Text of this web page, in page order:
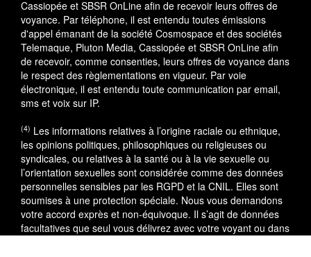
Cassiopée et SBSR OnLine afin de recevoir leurs offres de
voyance. Par téléphone, il est entendu toutes émissions
d'appel émanant de la société Cosmospace et des sociétés
Telemaque, Pluton Media, Cassiopée et SBSR OnLine afin
de recevoir, comme consenties, leurs offres de voyance dans
le respect des règlementations en vigueur. Par voie
électronique, il est entendu toute communication par email,
sms et voix sur IP.
(4) Les informations relatives à l’origine raciale ou ethnique,
les opinions politiques, philosophiques ou religieuses ou
syndicales, ou relatives à la santé ou à la vie sexuelle ou
l’orientation sexuelles sont considérée comme des données
personnelles sensibles par les RGPD et la CNIL. Elles sont
soumises à une protection spéciale. Nous vous demandons
votre accord exprès et non-équivoque. Il s’agit de données
facultatives que seul vous délivrez avec votre voyant ou dans